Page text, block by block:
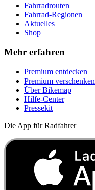
Fahrradrouten
Fahrrad-Regionen
Aktuelles
Shop
Mehr erfahren
Premium entdecken
Premium verschenken
Über Bikemap
Hilfe-Center
Pressekit
Die App für Radfahrer